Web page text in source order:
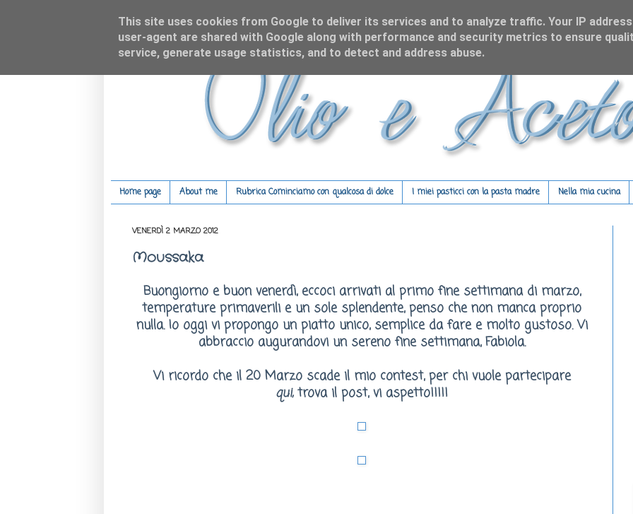
Home page About me Rubrica Cominciamo con qualcosa di dolce I miei pasticci con la pasta madre Nella mia cucina
VENERDÌ 2 MARZO 2012
Moussaka
Buongiorno e buon venerdì, eccoci arrivati al primo fine settimana di marzo,
temperature primaverili e un sole splendente, penso che non manca proprio
nulla. Io oggi vi propongo un piatto unico, semplice da fare e molto gustoso. Vi
abbraccio augurandovi un sereno fine settimana, Fabiola.
Vi ricordo che il 20 Marzo scade il mio contest, per chi vuole partecipare
qui,trova il post, vi aspetto!!!!!
This site uses cookies from Google to deliver its services and to analyze traffic. Your IP address
user-agent are shared with Google along with performance and security metrics to ensure
service, generate usage statistics, and to detect and address abuse.